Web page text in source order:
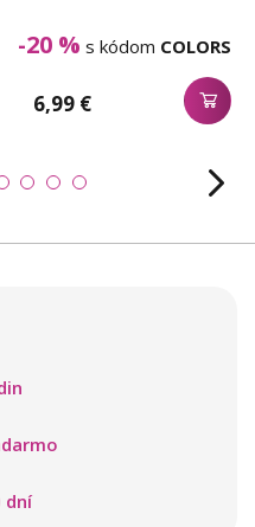
-20 % s kódom COLORS
6,99 €
dní